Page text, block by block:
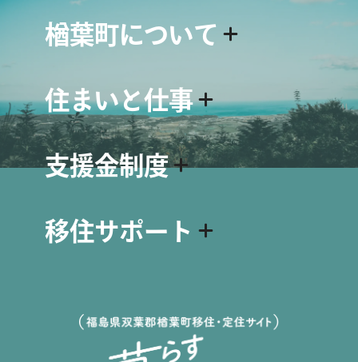
楢葉町について
名物・シンボル
スポット紹介
動画で見る楢葉町
資料ダウンロード
住まいと仕事
住まい情報
空き家・空き地バンクについて
仕事情報
求人情報
支援金制度
出産・子育て関連の支援金制度
移住サポート
移住者インタビュー